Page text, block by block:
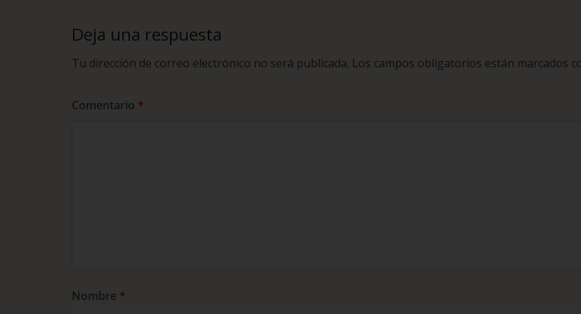
Deja una respuesta
Tu dirección de correo electrónico no será publicada. Los campos obligatorios están marcados
Comentario *
Nombre *